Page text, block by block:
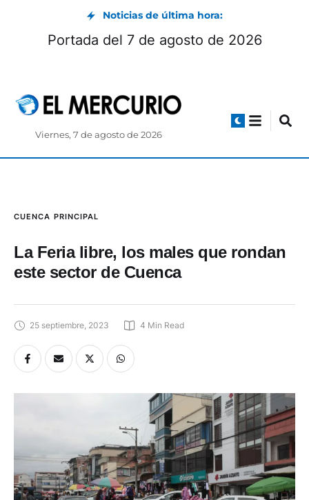
Noticias de última hora:
horarios y exposiciones
La Feria libre, los males que rondan